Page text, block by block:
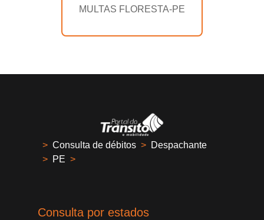
MULTAS FLORESTA-PE
> Consulta de débitos > Despachante
> PE >
Consulta por estados